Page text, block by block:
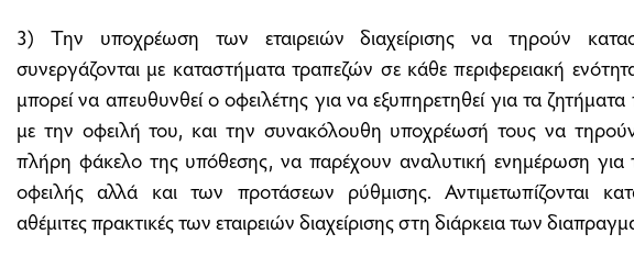
3) Την υποχρέωση των εταιρειών διαχείρισης να τηρούν
συνεργάζονται με καταστήματα τραπεζών σε κάθε περιφερειακή
μπορεί να απευθυνθεί ο οφειλέτης για να εξυπηρετηθεί για τα
με την οφειλή του, και την συνακόλουθη υποχρέωσή τους να
πλήρη φάκελο της υπόθεσης, να παρέχουν αναλυτική ενημέρωση για
οφειλής αλλά και των προτάσεων ρύθμισης. Αντιμετωπίζονται
αθέμιτες πρακτικές των εταιρειών διαχείρισης στη διάρκεια των